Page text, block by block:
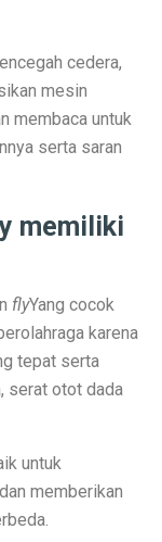
Cuci Darah Terbaru
Tertua
yang Terkenal Dunia
Nyaman di Modena x
Menarik!
Oktober 2025:
Nusantara
Hebat di Galaxy
Spesifikasi
Panas: Teknologi
Snapdragon 8
Pelajar Aktif, Tugas
cedera,
mesin
membaca untuk
serta saran
memiliki
flyYang cocok
karena
tepat serta
serat otot dada
untuk
memberikan